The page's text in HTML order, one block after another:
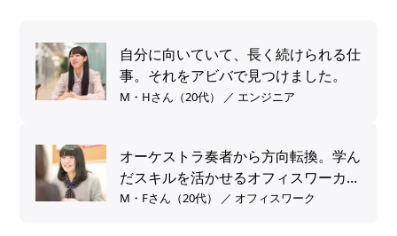
自分に向いていて、長く続けられる仕
事。それをアビバで見つけました。
M・Hさん（20代） ／ エンジニア
オーケストラ奏者から方向転換。学ん
だスキルを活かせるオフィスワーカー
へ。
M・Fさん（20代） ／ オフィスワーク